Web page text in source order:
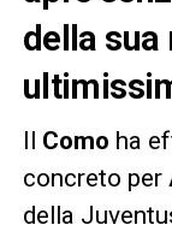
della sua
Como ha
concreto per
della